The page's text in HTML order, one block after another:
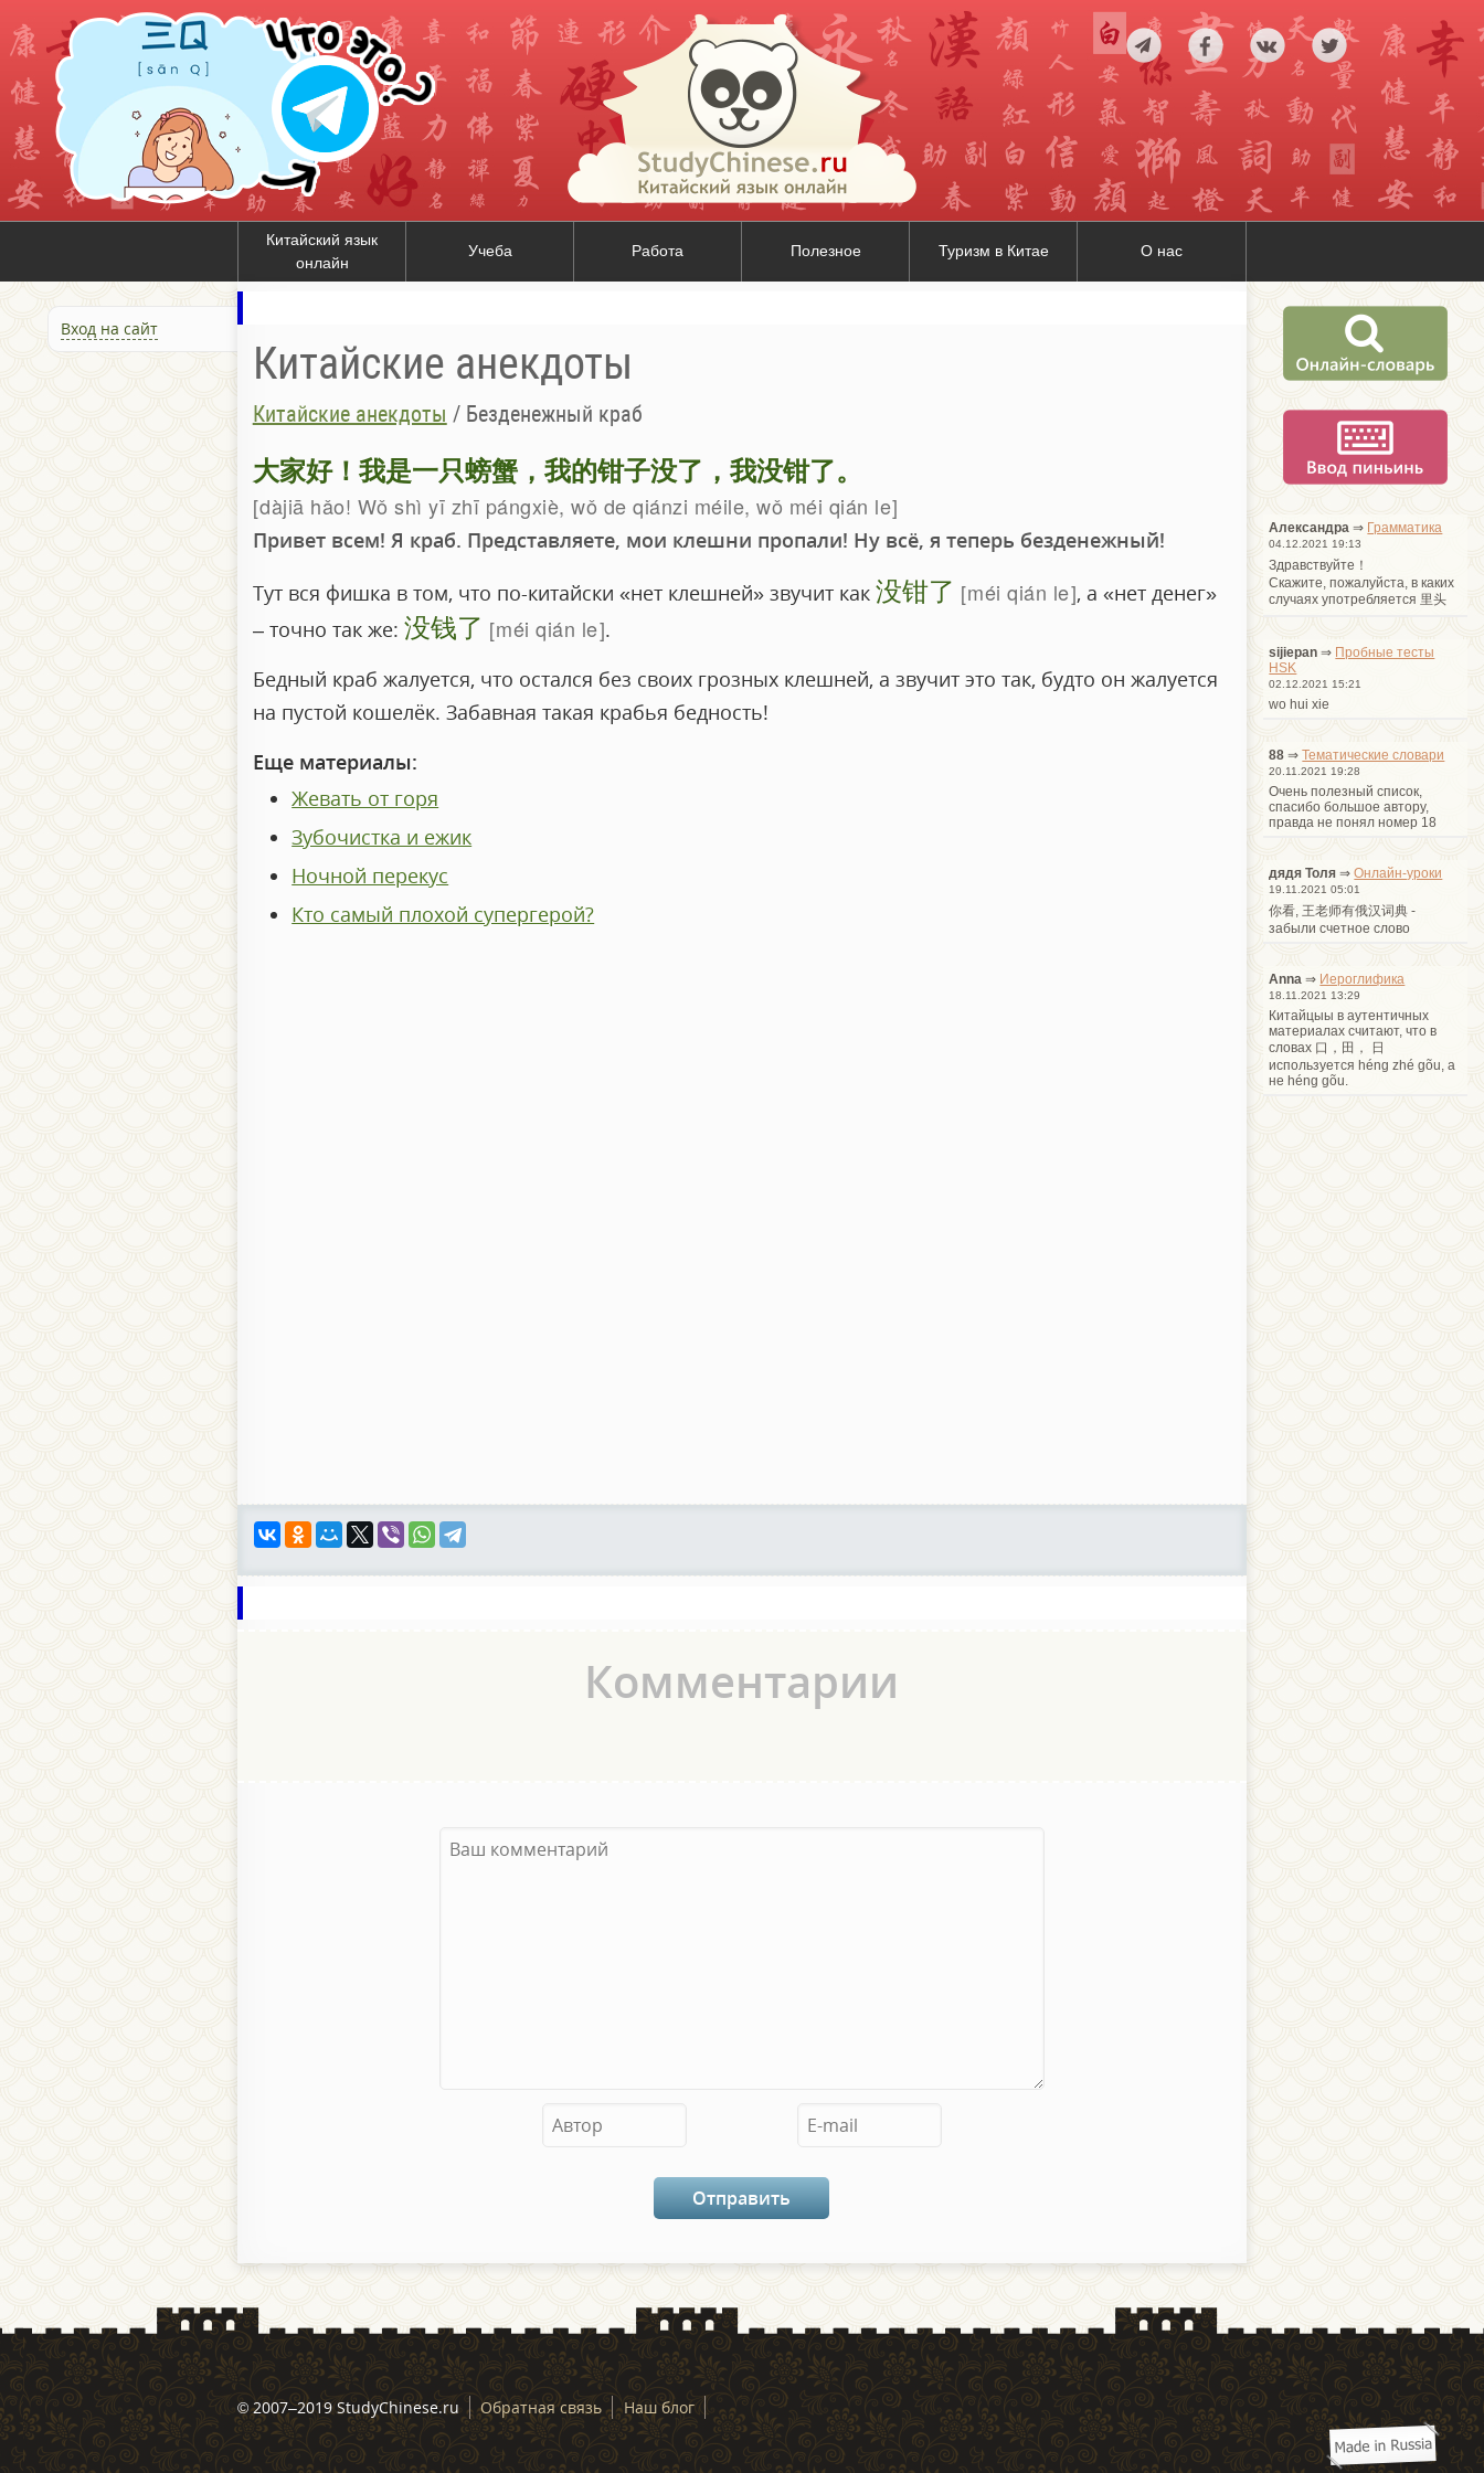
Китайский язык
онлайн
Учеба Работа Полезное Туризм в Китае О нас
Вход на сайт
Китайские анекдоты
Китайские анекдоты / Безденежный краб
大家好！我是一只螃蟹，我的钳子没了，我没钳了。
dàjiā hǎo! Wǒ shì yī zhī pángxiè, wǒ de qiánzi méile, wǒ méi qián le
Привет всем! Я краб. Представляете, мои клешни пропали! Ну всё, я теперь безденежный!
Тут вся фишка в том, что по-китайски «нет клешней» звучит как 没钳了 méi qián le , а «нет денег»
– точно так же: 没钱了 méi qián le .
Бедный краб жалуется, что остался без своих грозных клешней, а звучит это так, будто он жалуется
на пустой кошелёк. Забавная такая крабья бедность!
Еще материалы:
Жевать от горя
Зубочистка и ежик
Ночной перекус
Кто самый плохой супергерой?
Комментарии
Александра ⇒ Грамматика
04.12.2021 19:13
Здравствуйте！
Cкажите, пожалуйста, в каких
случаях употребляется 里头
sijiepan ⇒ Пробные тесты
HSK
02.12.2021 15:21
wo hui xie
88 ⇒Тематические словари
20.11.2021 19:28
Очень полезный список,
спасибо большое автору,
правда не понял номер 18
дядя Толя ⇒Онлайн-уроки
19.11.2021 05:01
你看, 王老师有俄汉词典 -
забыли счетное слово
Anna ⇒ Иероглифика
18.11.2021 13:29
Китайцыы в аутентичных
материалах считают, что в
словах 口，田， 日
используется héng zhé gõu, а
не héng gõu.
© 2007–2019 StudyChinese.ru Обратная связь Наш блог